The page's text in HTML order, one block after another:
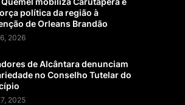
política da região à
de Orleans Brandão
2026
de Alcântara denunciam
no Conselho Tutelar do
2025